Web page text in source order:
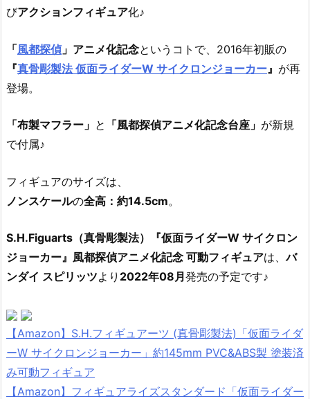
びアクションフィギュア化♪
「風都探偵 」アニメ化記念というコトで、2016年初販の
『真骨彫製法 仮面ライダーW サイクロンジョーカー 』 が再
登場。
「布製マフラー」 と 「風都探偵アニメ化記念台座」 が新規
で付属♪
フィギュアのサイズは、
ノンスケールの全高：約14.5cm。
S.H.Figuarts（真骨彫製法）『仮面ライダーW サイクロン
ジョーカー』風都探偵アニメ化記念 可動フィギュアは、バ
ンダイ スピリッツより 2022年08月 発売の予定です♪
【Amazon】S.H.フィギュアーツ (真骨彫製法)「仮面ライダ
ーW サイクロンジョーカー」約145mm PVC&ABS製 塗装済
み可動フィギュア
【Amazon】フィギュアライズスタンダード「仮面ライダー